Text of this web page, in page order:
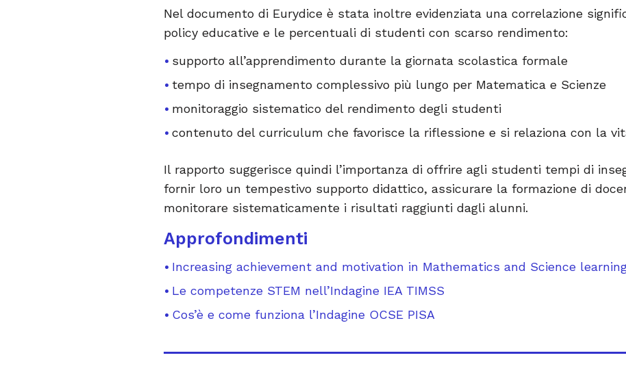
Nel documento di Eurydice è stata inoltre evidenziata una correlazione
policy educative e le percentuali di studenti con scarso rendimento:
supporto all’apprendimento durante la giornata scolastica formale
tempo di insegnamento complessivo più lungo per Matematica e Scienze
monitoraggio sistematico del rendimento degli studenti
contenuto del curriculum che favorisce la riflessione e si relaziona con la
Il rapporto suggerisce quindi l’importanza di offrire agli studenti tempi di
fornir loro un tempestivo supporto didattico, assicurare la formazione di
monitorare sistematicamente i risultati raggiunti dagli alunni.
Approfondimenti
Increasing achievement and motivation in Mathematics and Science
Le competenze STEM nell’Indagine IEA TIMSS
Cos’è e come funziona l’Indagine OCSE PISA